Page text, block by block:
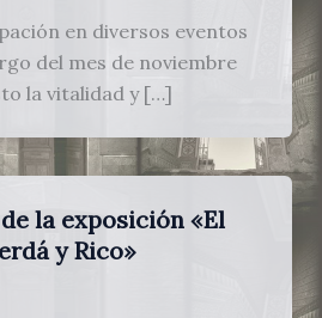
en diversos eventos
del mes de noviembre
la vitalidad y […]
la exposición «El
y Rico»